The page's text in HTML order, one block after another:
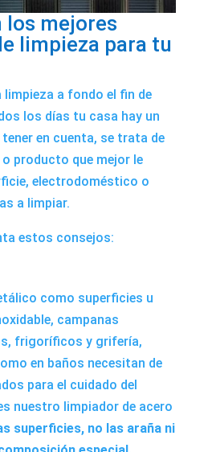
los mejores
limpieza para tu
a fondo el fin de
los días tu casa hay un
en cuenta, se trata de
producto que mejor le
electrodoméstico o
a limpiar.
estos consejos:
como superficies u
campanas
frigoríficos y grifería,
en baños necesitan de
para el cuidado del
nuestro limpiador de acero
superficies, no las araña ni